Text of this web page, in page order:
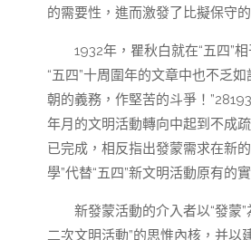
的需要性，進而激發了比擬保守
1932年，瞿秋白就在“五四”
“五四”十周圍年的文章中也不乏
朝的義務，作堅苦的斗爭！
年月的文明活動轉向中起到不成
已完成，相反指出發蒙需求在新
學”代替“五四”新文明活動原有的
新發蒙活動的介入者以“發蒙
二次文明活動”的思惟內核，并以